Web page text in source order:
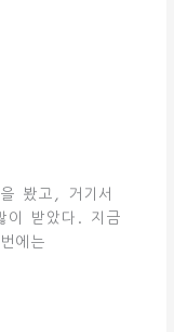
봤고, 거기서
이 받았다. 지금
에는